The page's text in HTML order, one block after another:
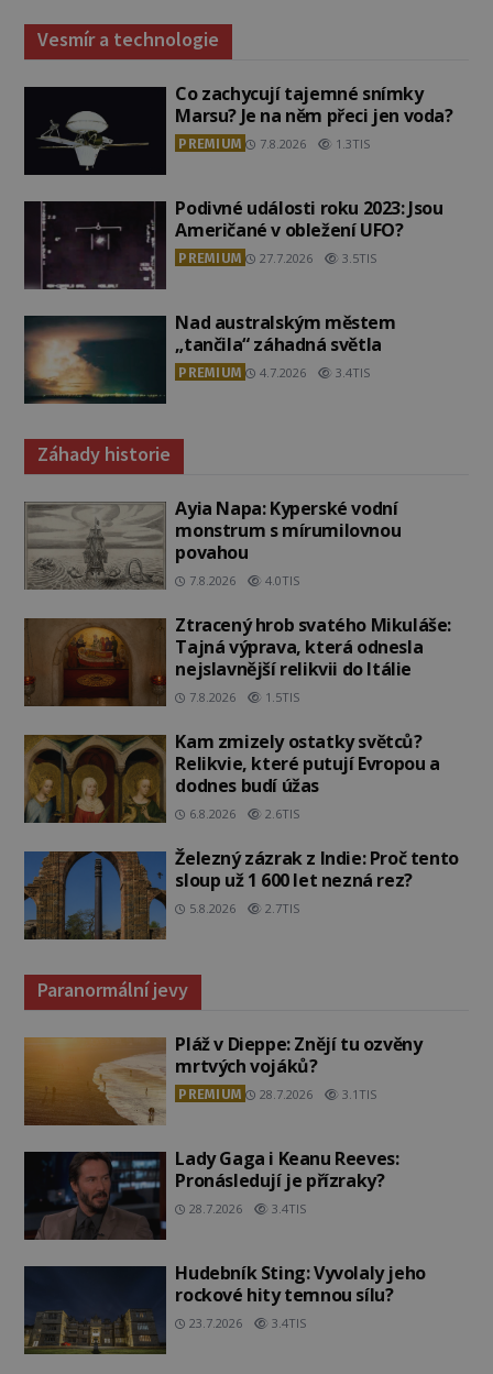
Vesmír a technologie
Co zachycují tajemné snímky
Marsu? Je na něm přeci jen voda?
PREMIUM 7.8.2026 1.3TIS
Podivné události roku 2023: Jsou
Američané v obležení UFO?
PREMIUM 27.7.2026 3.5TIS
Nad australským městem
„tančila“ záhadná světla
PREMIUM 4.7.2026 3.4TIS
Záhady historie
Ayia Napa: Kyperské vodní
monstrum s mírumilovnou
povahou
7.8.2026 4.0TIS
Ztracený hrob svatého Mikuláše:
Tajná výprava, která odnesla
nejslavnější relikvii do Itálie
7.8.2026 1.5TIS
Kam zmizely ostatky světců?
Relikvie, které putují Evropou a
dodnes budí úžas
6.8.2026 2.6TIS
Železný zázrak z Indie: Proč tento
sloup už 1 600 let nezná rez?
5.8.2026 2.7TIS
Paranormální jevy
Pláž v Dieppe: Znějí tu ozvěny
mrtvých vojáků?
PREMIUM 28.7.2026 3.1TIS
Lady Gaga i Keanu Reeves:
Pronásledují je přízraky?
28.7.2026 3.4TIS
Hudebník Sting: Vyvolaly jeho
rockové hity temnou sílu?
23.7.2026 3.4TIS